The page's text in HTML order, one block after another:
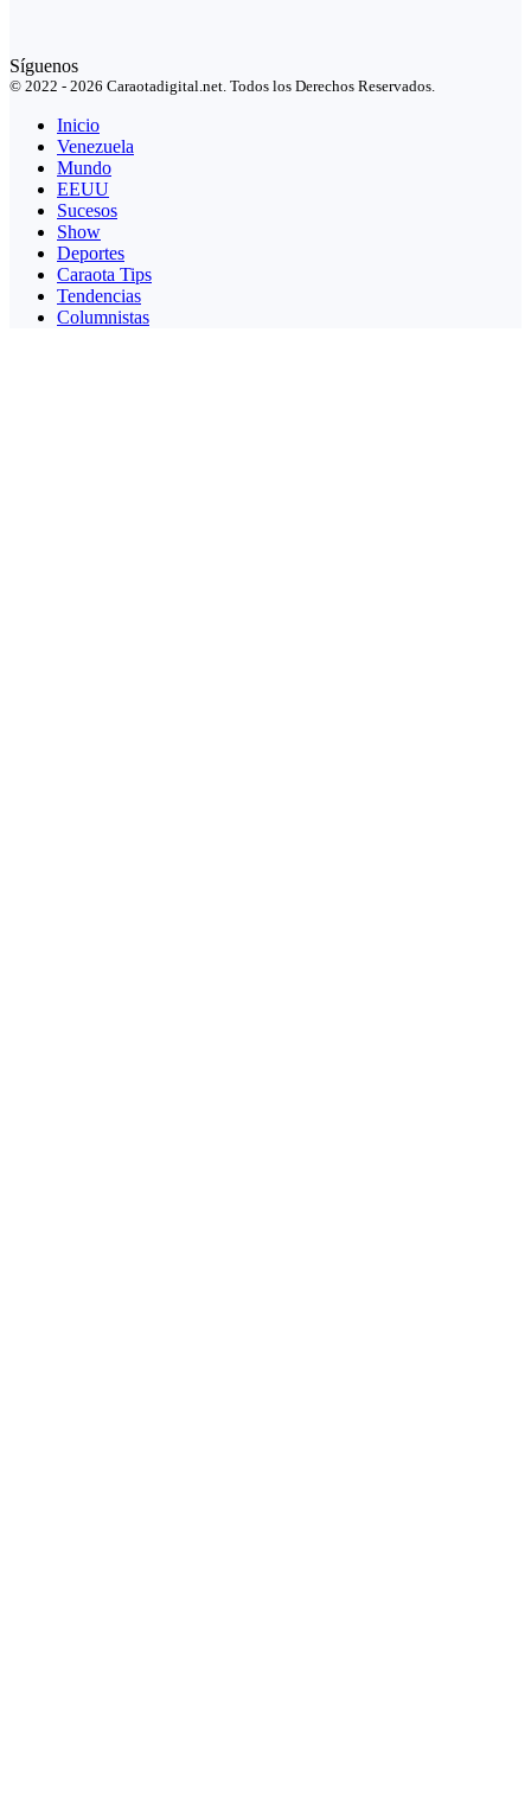
Síguenos
© 2022 - 2026 Caraotadigital.net. Todos los Derechos Reservados.
Inicio
Venezuela
Mundo
EEUU
Sucesos
Show
Deportes
Caraota Tips
Tendencias
Columnistas